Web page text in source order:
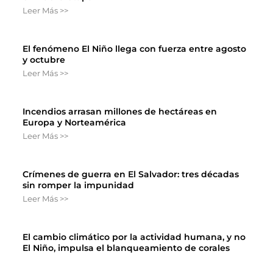
Leer Más >>
El fenómeno El Niño llega con fuerza entre agosto
y octubre
Leer Más >>
Incendios arrasan millones de hectáreas en
Europa y Norteamérica
Leer Más >>
Crímenes de guerra en El Salvador: tres décadas
sin romper la impunidad
Leer Más >>
El cambio climático por la actividad humana, y no
El Niño, impulsa el blanqueamiento de corales